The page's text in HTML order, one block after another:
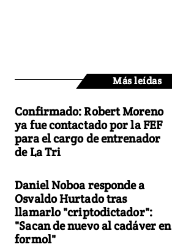
Más leídas
Confirmado: Robert Moreno
ya fue contactado por la FEF
para el cargo de entrenador
de La Tri
Daniel Noboa responde a
Osvaldo Hurtado tras
llamarlo "criptodictador":
"Sacan de nuevo al cadáver en
formol"